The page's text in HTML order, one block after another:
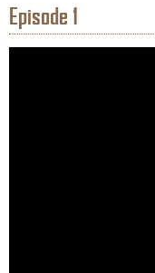
Episode 1